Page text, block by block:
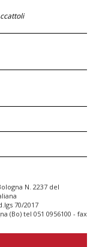
N. 2237 del
70/2017
(Bo) tel 051 0956100 - fax